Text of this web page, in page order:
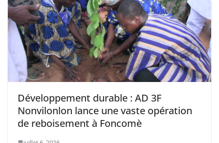
Développement durable : AD 3F
Nonvilonlon lance une vaste opération
de reboisement à Foncomè